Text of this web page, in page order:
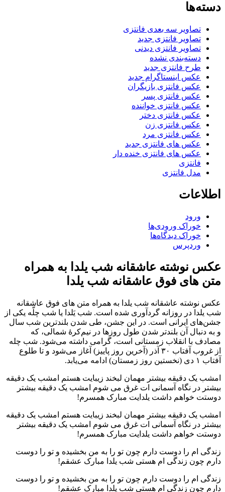
دسته‌ها
تصاویر سه بعدی فانتزی
تصاویر فانتزی جدید
تصاویر فانتزی دیدنی
دسته‌بندی نشده
طرح فانتزی جدید
عکس اینستاگرام جدید
عکس فانتزی بازیگران
عکس فانتزی پسر
عکس فانتزی خواننده
عکس فانتزی دختر
عکس فانتزی زن
عکس فانتزی مرد
عکس های فانتزی جدید
عکس های فانتزی خنده دار
فانتزی
مدل فانتزی
اطلاعات
ورود
خوراک ورودی‌ها
خوراک دیدگاه‌ها
وردپرس
عکس نوشته عاشقانه شب یلدا به همراه
متن های فوق عاشقانه شب یلدا
عکس نوشته عاشقانه شب یلدا به همراه متن های فوق عاشقانه
شب یلدا در روزانه گردآوری شده است. شب یَلدا یا شب چلّه یکی از
جشن‌های ایرانی است. در این جشن، طی شدن بلندترین شب سال
و به دنبال آن بلندتر شدن طول روزها در نیم‌کرهٔ شمالی، که
مصادف با انقلاب زمستانی است، گرامی داشته می‌شود. شب چله
از غروب آفتاب ۳۰ آذر (آخرین روز پاییز) آغاز می‌شود و تا طلوع
آفتاب ۱ دی (نخستین روز زمستان) ادامه می‌یابد.
امشب یک دقیقه بیشتر مهمان لبخند زیبایت هستم امشب یک دقیقه
بیشتر در نگاه آسمانی ات غرق می شوم امشب یک دقیقه بیشتر
دوستت خواهم داشت یلدایت مبارک همسرم!
امشب یک دقیقه بیشتر مهمان لبخند زیبایت هستم امشب یک دقیقه
بیشتر در نگاه آسمانی ات غرق می شوم امشب یک دقیقه بیشتر
دوستت خواهم داشت یلدایت مبارک همسرم!
زندگی ام را دوست دارم چون تو را به من بخشیده و تو را دوست
دارم چون زندگی ام هستی شب یلدا مبارک عشقم!
زندگی ام را دوست دارم چون تو را به من بخشیده و تو را دوست
دارم چون زندگی ام هستی شب یلدا مبارک عشقم!